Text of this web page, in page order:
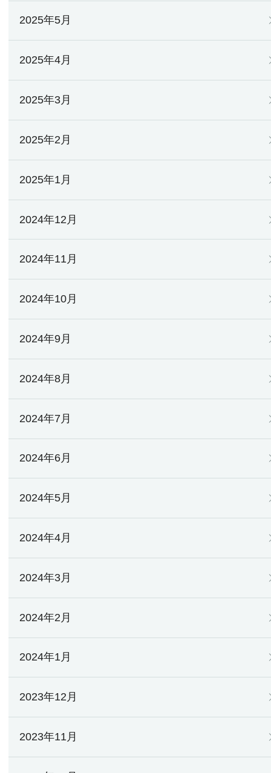
2025年5月
2025年4月
2025年3月
2025年2月
2025年1月
2024年12月
2024年11月
2024年10月
2024年9月
2024年8月
2024年7月
2024年6月
2024年5月
2024年4月
2024年3月
2024年2月
2024年1月
2023年12月
2023年11月